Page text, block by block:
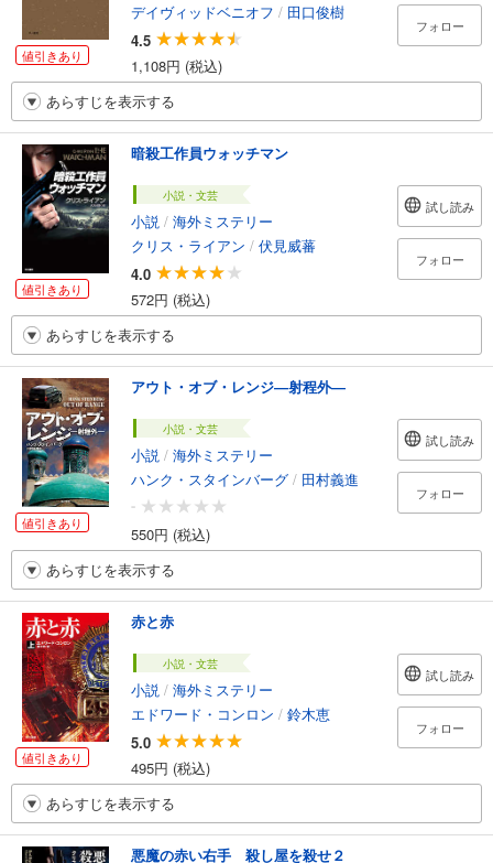
値引きあり
デイヴィッドベニオフ / 田口俊樹
4.5
1,108円 (税込)
フォロー
あらすじを表示する
値引きあり
暗殺工作員ウォッチマン
小説・文芸
小説 / 海外ミステリー
クリス・ライアン / 伏見威蕃
4.0
572円 (税込)
試し読み
フォロー
あらすじを表示する
値引きあり
アウト・オブ・レンジ―射程外―
小説・文芸
小説 / 海外ミステリー
ハンク・スタインバーグ / 田村義進
-
550円 (税込)
試し読み
フォロー
あらすじを表示する
値引きあり
赤と赤
小説・文芸
小説 / 海外ミステリー
エドワード・コンロン / 鈴木恵
5.0
495円 (税込)
試し読み
フォロー
あらすじを表示する
悪魔の赤い右手 殺し屋を殺せ２